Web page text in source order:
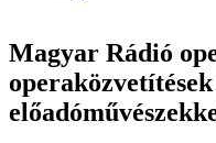
Magyar Rádió